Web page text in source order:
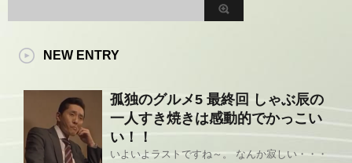
NEW ENTRY
孤独のグルメ5 最終回 しゃぶ辰の
一人すき焼きは感動的でかっこい
い！！
いよいよラストですね～。 なんか寂しい・・・